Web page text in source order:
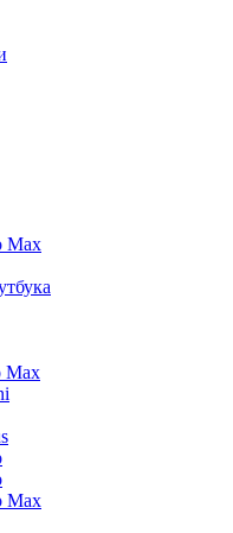
Max
Max
Max